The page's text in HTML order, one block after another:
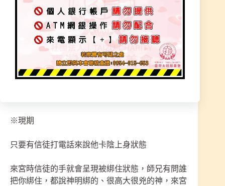
※中期師父收陰開始手部畫上符，收除陰氣、陰靈
大多都是隔一個辦事桌，不會去碰觸到信徒
頂多毛筆畫頭部、額頭、脖子後方，開符化淨身
※現期
只要有信徒打電話來說他卡陰上身狀態
來宮時信徒的手就會呈現被綁住狀態，師兄有問誰
把你綁住，都說神明綁的、很高大很兇的神，來宮